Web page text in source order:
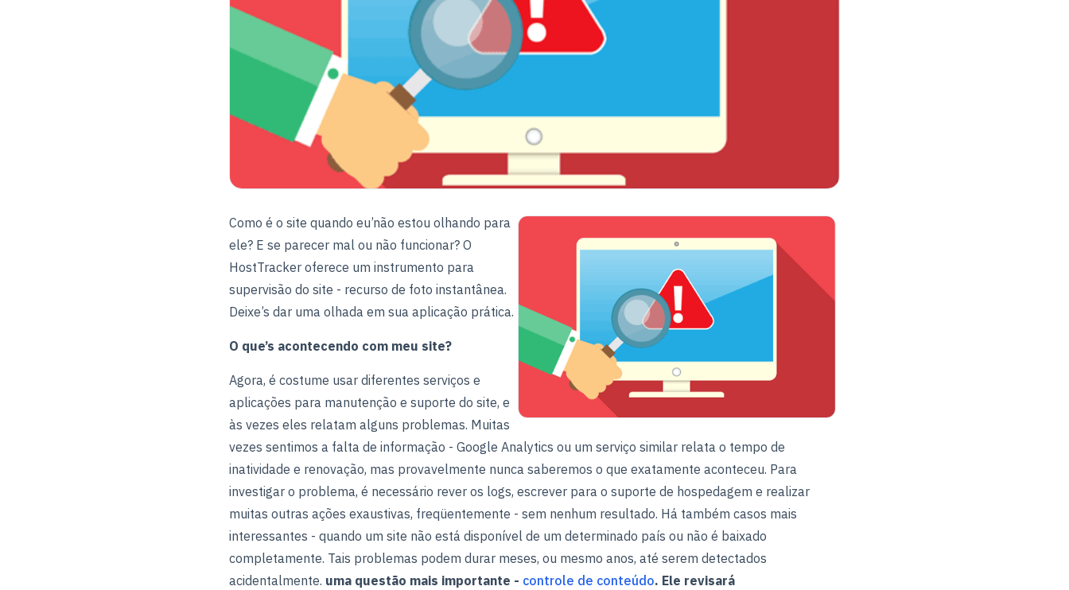
Como é o site quando eu’não estou olhando para
ele? E se parecer mal ou não funcionar? O
HostTracker oferece um instrumento para
supervisão do site - recurso de foto instantânea.
Deixe’s dar uma olhada em sua aplicação prática.
O que’s acontecendo com meu site?
Agora, é costume usar diferentes serviços e
aplicações para manutenção e suporte do site, e
às vezes eles relatam alguns problemas. Muitas
vezes sentimos a falta de informação - Google Analytics ou um serviço similar relata o tempo de
inatividade e renovação, mas provavelmente nunca saberemos o que exatamente aconteceu. Para
investigar o problema, é necessário rever os logs, escrever para o suporte de hospedagem e realizar
muitas outras ações exaustivas, freqüentemente - sem nenhum resultado. Há também casos mais
interessantes - quando um site não está disponível de um determinado país ou não é baixado
completamente. Tais problemas podem durar meses, ou mesmo anos, até serem detectados
acidentalmente. uma questão mais importante - controle de conteúdo. Ele revisará